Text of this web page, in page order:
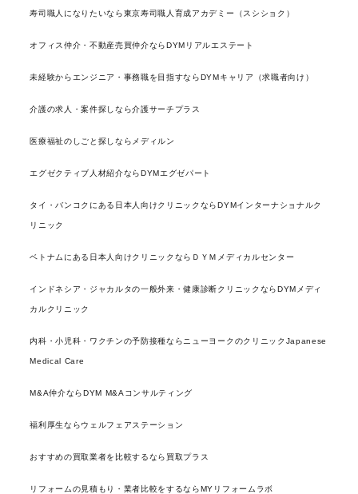
寿司職人になりたいなら東京寿司職人育成アカデミー（スシショク）
オフィス仲介・不動産売買仲介ならDYMリアルエステート
未経験からエンジニア・事務職を目指すならDYMキャリア（求職者向け）
介護の求人・案件探しなら介護サーチプラス
医療福祉のしごと探しならメディルン
エグゼクティブ人材紹介ならDYMエグゼパート
タイ・バンコクにある日本人向けクリニックならDYMインターナショナルク
リニック
ベトナムにある日本人向けクリニックならＤＹＭメディカルセンター
インドネシア・ジャカルタの一般外来・健康診断クリニックならDYMメディ
カルクリニック
内科・小児科・ワクチンの予防接種ならニューヨークのクリニックJapanese
Medical Care
M&A仲介ならDYM M&Aコンサルティング
福利厚生ならウェルフェアステーション
おすすめの買取業者を比較するなら買取プラス
リフォームの見積もり・業者比較をするならMYリフォームラボ